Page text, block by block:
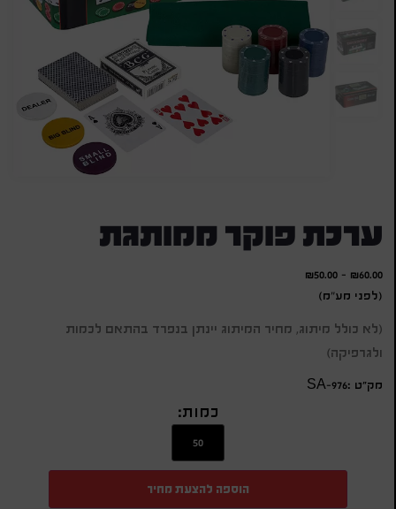
ערכת פוקר ממותגת
₪60.00
-
₪50.00
(לפני מע"מ)
(לא כולל מיתוג, מחיר המיתוג יינתן בנפרד בהתאם לכמות
ולגרפיקה)
מק״ט :SA-976
כמות:
הוספה להצעת מחיר